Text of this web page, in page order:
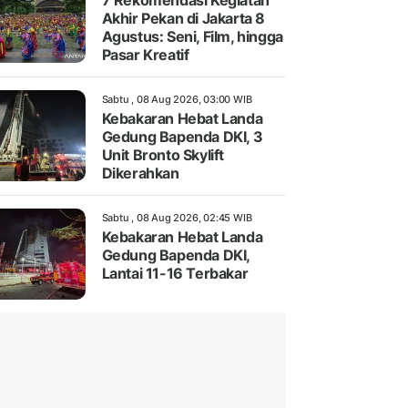
Akhir Pekan di Jakarta 8
Agustus: Seni, Film, hingga
Pasar Kreatif
Sabtu , 08 Aug 2026, 03:00 WIB
Kebakaran Hebat Landa
Gedung Bapenda DKI, 3
Unit Bronto Skylift
Dikerahkan
Sabtu , 08 Aug 2026, 02:45 WIB
Kebakaran Hebat Landa
Gedung Bapenda DKI,
Lantai 11-16 Terbakar